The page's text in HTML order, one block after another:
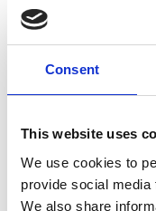
Consent
This website uses
We use cookies to
provide social
We also share
7 Agosto 2026
Repubblica